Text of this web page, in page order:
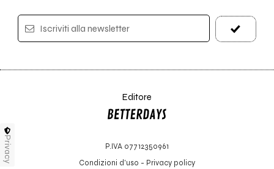
Iscriviti alla newsletter
Editore
P.IVA 07712350961
Condizioni d'uso - Privacy policy
Privacy